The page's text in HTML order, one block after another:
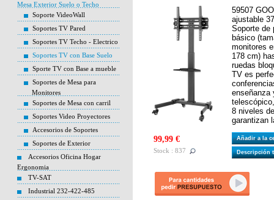
Mesa Exterior Suelo o Techo
Soporte VideoWall
Soportes TV Pared
Soportes TV Techo - Electrico
Soportes TV con Base Suelo
Sporte TV con Base a mueble
Soportes de Mesa para
Monitores
Soportes de Mesa con carril
Soportes Video Proyectores
Accesorios de Soportes
Soportes de Exterior
Accesorios Oficina Hogar
Ergonomia
TV-SAT
Industrial 232-422-485
59507
ajustable
Soporte de
básico
monitores
178 cm)
ruedas
TV es
enseñanza
8 niveles
garantizan
99,99 €
Stock : 837
Añadir a la
Descripción